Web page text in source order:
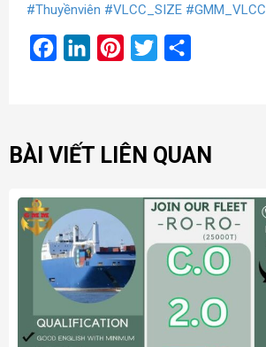
#Thuyềnviên #VLCC_SIZE #GMM_VLCC
FacebookLinkedInPinterest
Twitter
BÀI VIẾT LIÊN QUAN